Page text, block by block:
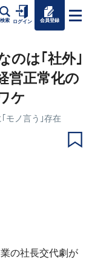
検索 ログイン 会員登録
のは｢社外｣
営正常化の
ケ
モノ言う｣存在
の社長交代劇が